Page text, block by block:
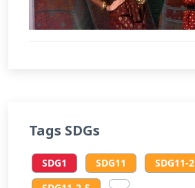
Tags SDGs
SDG1 SDG11
SDG11-2